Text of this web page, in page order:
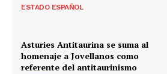
ESTADO ESPAÑOL
Asturies Antitaurina se suma al
homenaje a Jovellanos como
referente del antitaurinismo